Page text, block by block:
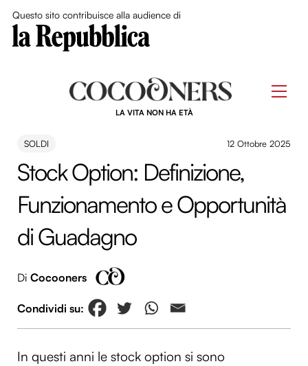
Questo sito contribuisce alla audience di
LA VITA NON HA ETÀ
SOLDI 12 Ottobre 2025
Stock Option: Definizione,
Funzionamento e Opportunità
di Guadagno
Di Cocooners
In questi anni le stock option si sono